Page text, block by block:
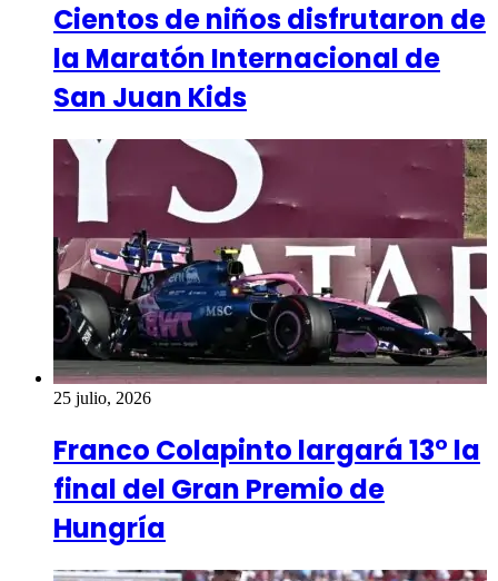
Cientos de niños disfrutaron de
la Maratón Internacional de
San Juan Kids
25 julio, 2026
Franco Colapinto largará 13° la
final del Gran Premio de
Hungría